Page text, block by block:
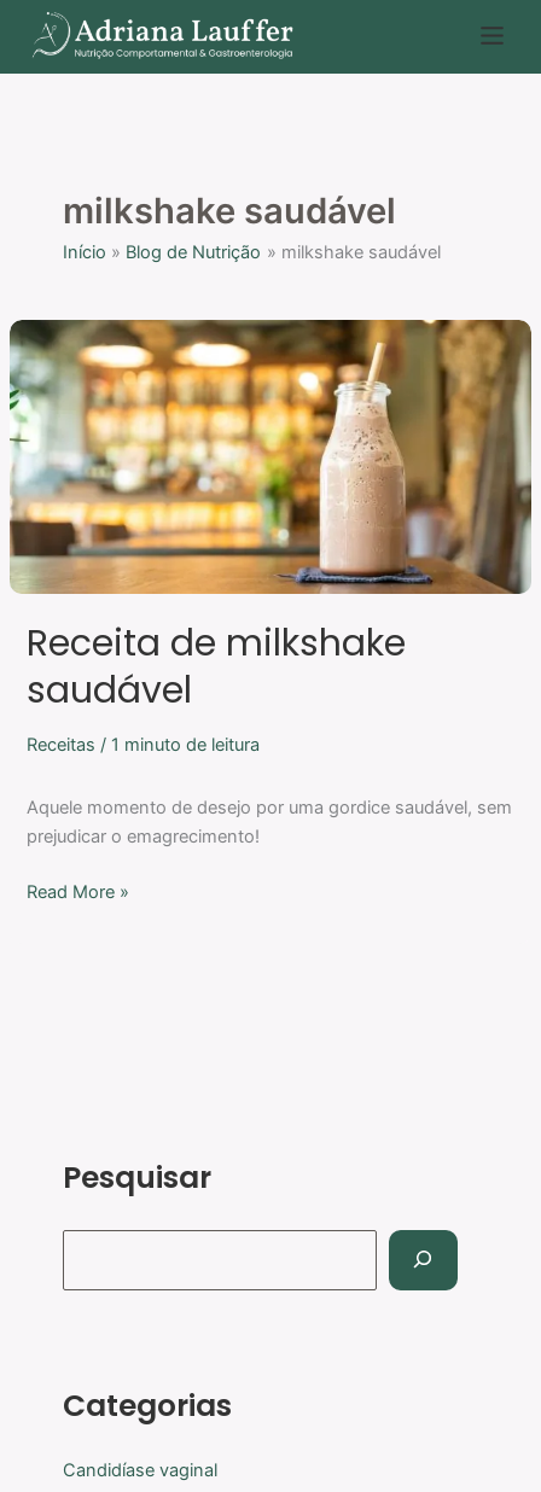
para
o
milkshake saudável
Início Blog de Nutrição milkshake saudável
Receita de milkshake
saudável
Receitas / 1 minuto de leitura
Aquele momento de desejo por uma gordice saudável, sem
prejudicar o emagrecimento!
Receita
de
milkshake
saudável
Read More »
Pesquisar
P
e
s
a
Categorias
Candidíase vaginal